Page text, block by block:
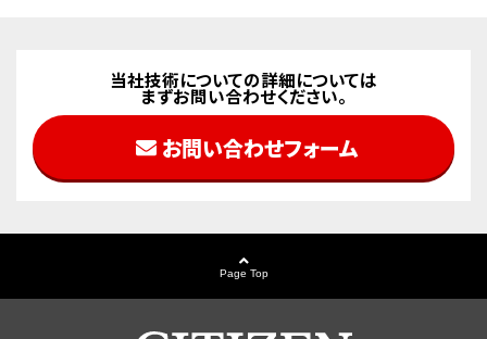
当社技術についての詳細については
まずお問い合わせください。
お問い合わせフォーム
Page Top